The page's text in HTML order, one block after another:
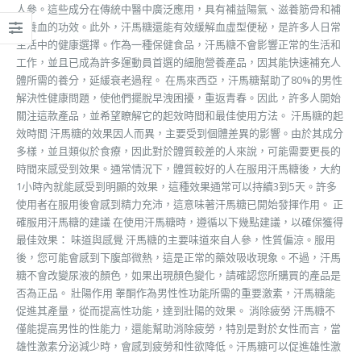
人參。這些成分在傳統中醫中廣泛應用，具有補益陽氣、滋養筋骨和補
氣養血的功效。此外，汗馬糖還能有效緩解血虛型便秘，是許多人日常
生活中的健康選擇。作為一種保健食品，汗馬糖不會影響正常的生活和
工作，並且已成為許多運動員首選的細胞營養產品，因其能快速補充人
體所需的養分，延緩衰老過程。 在馬來西亞，汗馬糖幫助了80%的男性
解決性健康問題，使他們擺脫早洩困擾，重返青春。因此，許多人開始
關注這款產品，並希望瞭解它的起效時間和最佳使用方法。 汗馬糖的起
效時間 汗馬糖的效果因人而異，主要受到個體差異的影響。由於其成分
多樣，並且類似於食療，因此對於體質較差的人來說，可能需要更長的
時間來感受到效果。通常情況下，體質較好的人在服用汗馬糖後，大約
1小時內就能感受到明顯的效果，這種效果通常可以持續3到5天。許多
使用者在服用後會感到精力充沛，這意味著汗馬糖已開始發揮作用。 正
確服用汗馬糖的建議 在使用汗馬糖時，遵循以下幾點建議，以確保獲得
最佳效果： 味道與感覺 汗馬糖的主要味道來自人參，性質偏涼。服用
後，您可能會感到下腹部微熱，這是正常的藥效吸收現象。不過，汗馬
糖不會改變尿液的顏色，如果出現顏色變化，請確認您所購買的產品是
否為正品。 壯陽作用 睾酮作為男性性功能所需的重要激素，汗馬糖能
促進其產量，從而提高性功能，達到壯陽的效果。 消除疲勞 汗馬糖不
僅能提高男性的性能力，還能幫助消除疲勞，特別是對於女性而言，當
雄性激素分泌減少時，會感到疲勞和性欲降低。汗馬糖可以促進雄性激